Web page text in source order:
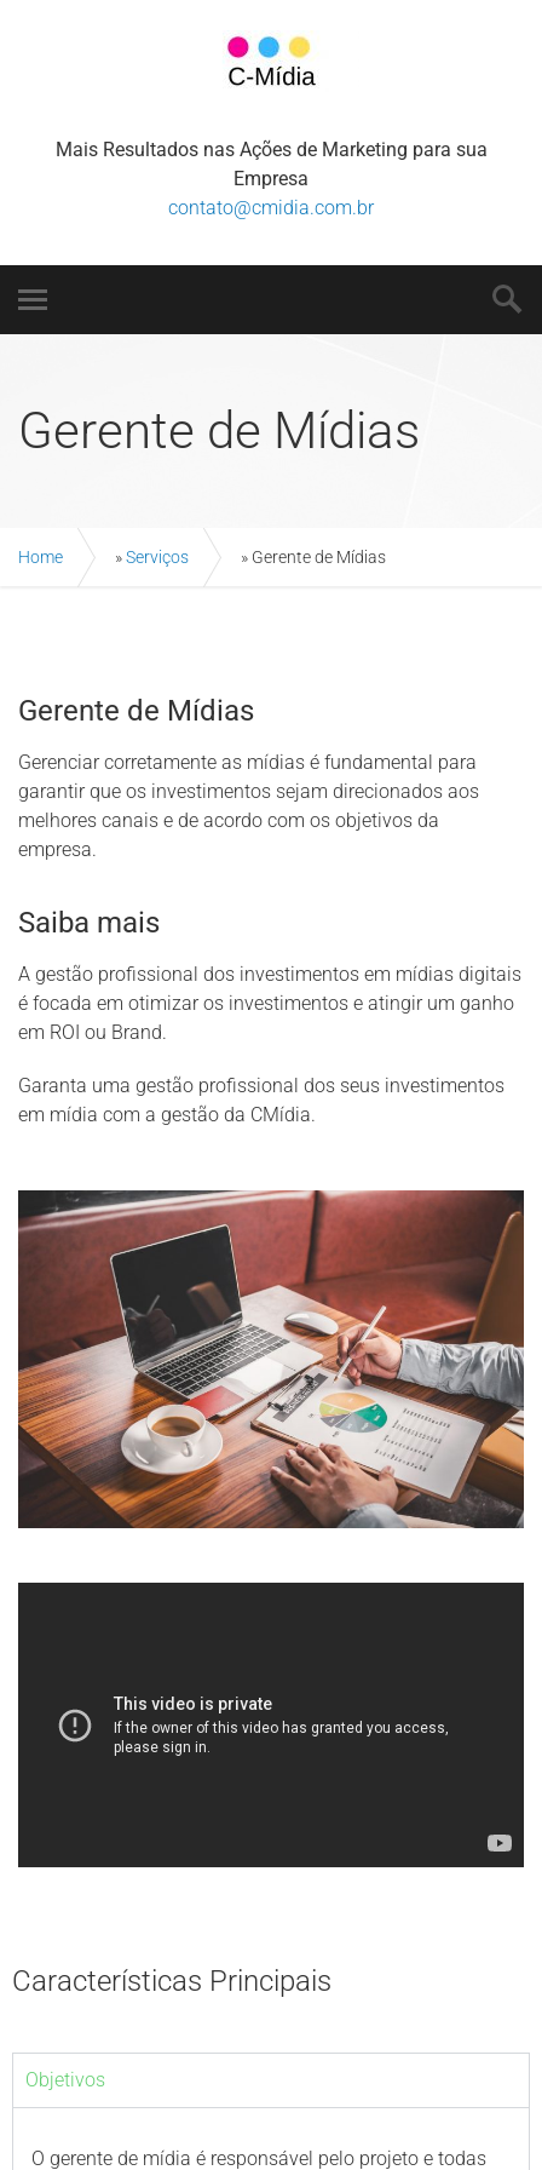
Mais Resultados nas Ações de Marketing para sua
Empresa
contato@cmidia.com.br
Gerente de Mídias
Home »Serviços » Gerente de Mídias
Gerente de Mídias
Gerenciar corretamente as mídias é fundamental para
garantir que os investimentos sejam direcionados aos
melhores canais e de acordo com os objetivos da
empresa.
Saiba mais
A gestão profissional dos investimentos em mídias digitais
é focada em otimizar os investimentos e atingir um ganho
em ROI ou Brand.
Garanta uma gestão profissional dos seus investimentos
em mídia com a gestão da CMídia.
Características Principais
Objetivos
O gerente de mídia é responsável pelo projeto e todas